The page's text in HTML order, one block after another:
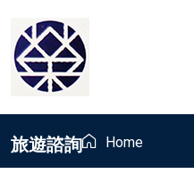
旅遊諮詢 Home